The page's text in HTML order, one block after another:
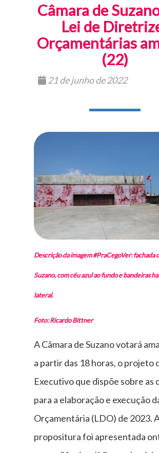
Câmara de
Lei de
Orçamentárias
(22)
21 de junho de 2022
Descrição da imagem #PraCegoVer: fachada
Suzano, com céu azul ao fundo e bandeiras
lateral.
Foto: Ricardo Bittner
A Câmara de Suzano votará
a partir das 18 horas, o projeto
Executivo que dispõe sobre as
para a elaboração e execução
Orçamentária (LDO) de 2023.
propositura foi apresentada